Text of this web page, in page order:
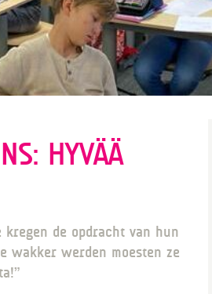
HYVÄÄ
kregen de opdracht van hun
wakker werden moesten ze